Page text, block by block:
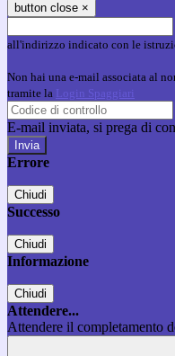
button close ×
all'indirizzo indicato con le
Non hai una e-mail associata al
tramite la Login Spaggiari
E-mail inviata, si prega di
Errore
Chiudi
Successo
Chiudi
Informazione
Chiudi
Attendere...
Attendere il completamento